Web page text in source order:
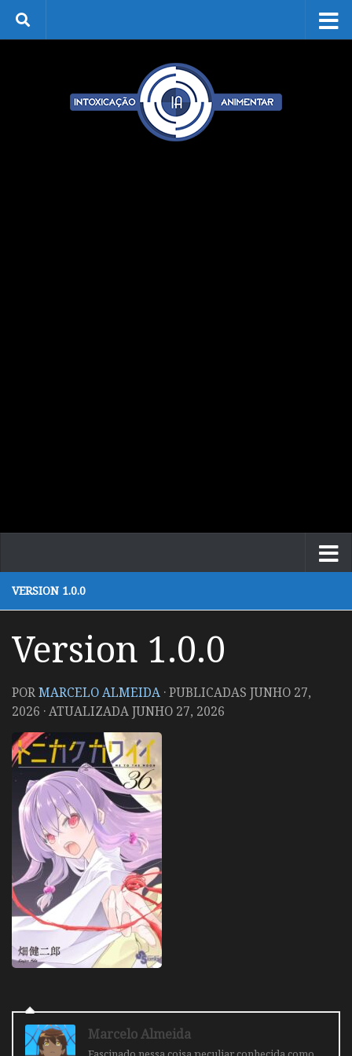
Skip to content
VERSION 1.0.0
Version 1.0.0
PORMARCELO ALMEIDA · PUBLICADAS JUNHO 27,
2026 · ATUALIZADAJUNHO 27, 2026
Marcelo Almeida